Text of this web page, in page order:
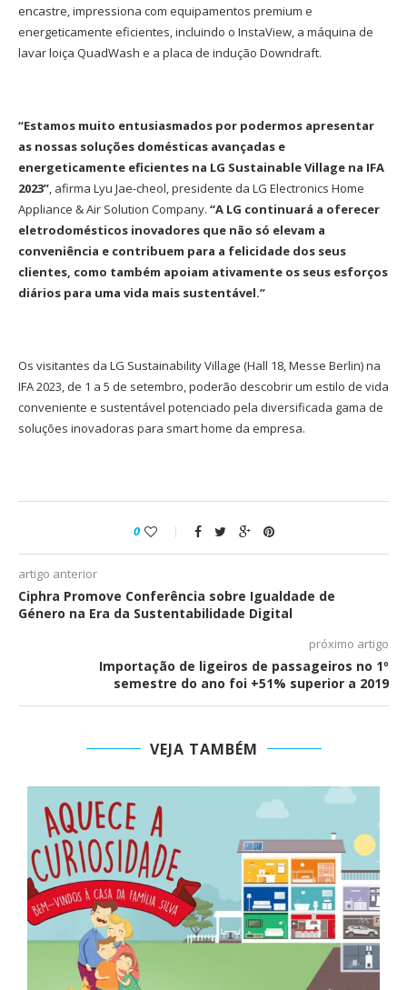
encastre, impressiona com equipamentos premium e
energeticamente eficientes, incluindo o InstaView, a máquina de
lavar loiça QuadWash e a placa de indução Downdraft.
“Estamos muito entusiasmados por podermos apresentar
as nossas soluções domésticas avançadas e
energeticamente eficientes na LG Sustainable Village na IFA
2023”, afirma Lyu Jae-cheol, presidente da LG Electronics Home
Appliance & Air Solution Company. “A LG continuará a oferecer
eletrodomésticos inovadores que não só elevam a
conveniência e contribuem para a felicidade dos seus
clientes, como também apoiam ativamente os seus esforços
diários para uma vida mais sustentável.”
Os visitantes da LG Sustainability Village (Hall 18, Messe Berlin) na
IFA 2023, de 1 a 5 de setembro, poderão descobrir um estilo de vida
conveniente e sustentável potenciado pela diversificada gama de
soluções inovadoras para smart home da empresa.
0
artigo anterior
Ciphra Promove Conferência sobre Igualdade de
Género na Era da Sustentabilidade Digital
próximo artigo
Importação de ligeiros de passageiros no 1º
semestre do ano foi +51% superior a 2019
VEJA TAMBÉM